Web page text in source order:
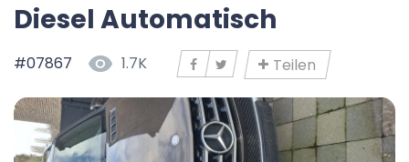
Diesel Automatisch
#07867 1.7K Teilen